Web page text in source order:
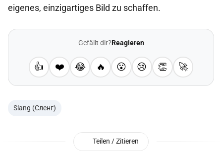
eigenes, einzigartiges Bild zu schaffen.
Gefällt dir?Reagieren
👍 ❤️ 😂 🔥 😮 😢 👏 🚀
Slang (Сленг)
Teilen / Zitieren